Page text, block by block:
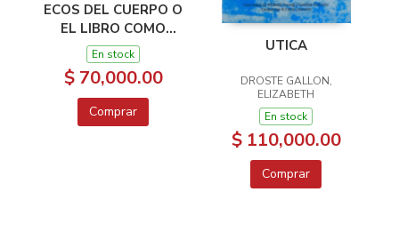
ECOS DEL CUERPO O
EL LIBRO COMO
PÁGINA
DETONADORA
En stock
$ 70,000.00
Comprar
UTICA
DROSTE GALLON,
ELIZABETH
En stock
$ 110,000.00
Comprar